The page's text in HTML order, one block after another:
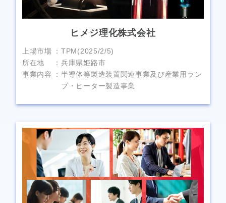
ヒメジ理化株式会社
上場市場
TPM(2025/2/5)
所在地
兵庫県姫路市
事業内容
半導体等製造装置関連事業及び産業用ラン
プ・ヒーター製造事業